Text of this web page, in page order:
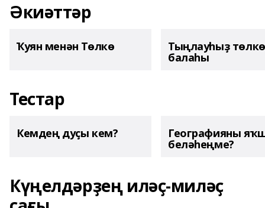
Әкиәттәр
Ҡуян менән Төлкө Тыңлауһыҙ төлкө
балаһы
Тестар
Кемдең дуҫы кем? Географияны
беләһеңме?
Күңелдәрҙең иләҫ-миләҫ